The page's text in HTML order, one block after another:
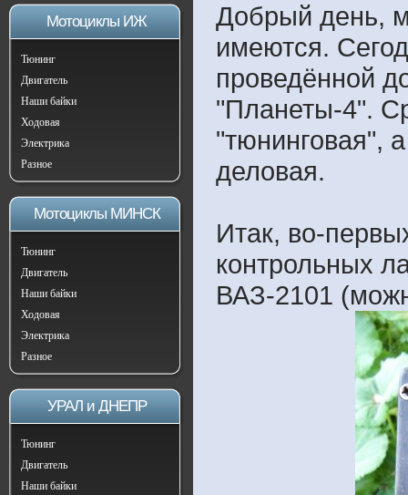
Мотоциклы ИЖ
Тюнинг
Двигатель
Наши байки
Ходовая
Электрика
Разное
Мотоциклы МИНСК
Тюнинг
Двигатель
Наши байки
Ходовая
Электрика
Разное
УРАЛ и ДНЕПР
Тюнинг
Двигатель
Наши байки
Добрый день,
имеются.
проведённой
"Планеты-4".
"тюнинговая",
деловая.
Итак, во-
контрольных
ВАЗ-2101